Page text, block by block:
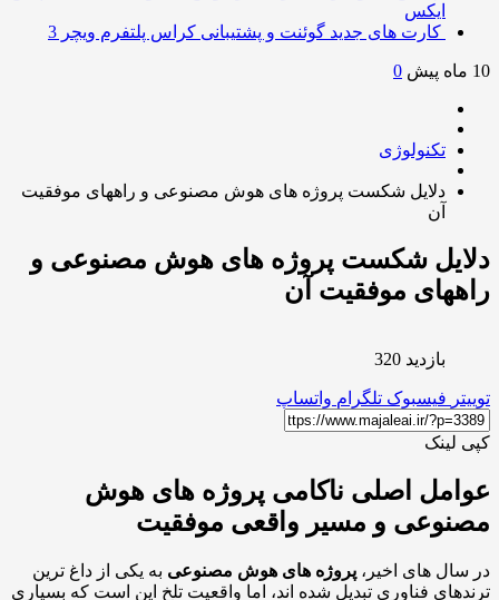
کارت های جدید گوئنت و پشتیبانی کراس پلتفرم ویچر 3
0
تکنولوژی
دلایل شکست پروژه های هوش مصنوعی و راههای موفقیت
شکست پروژه های هوش مصنوعی و
موفقیت آن
بازدید 320
فیسبوک تلگرام واتساپ
اصلی ناکامی پروژه های هوش
و مسیر واقعی موفقیت
های اخیر، پروژه های هوش مصنوعیبه یکی از داغ ترین
فناوری تبدیل شده اند، اما واقعیت تلخ این است که بسیاری